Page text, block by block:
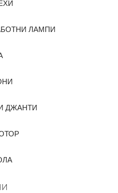
ЛАМПИ
ДЖАНТИ